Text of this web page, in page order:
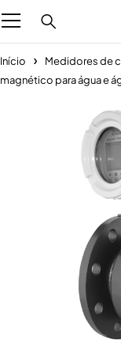
Início Medidores de
magnético para água e